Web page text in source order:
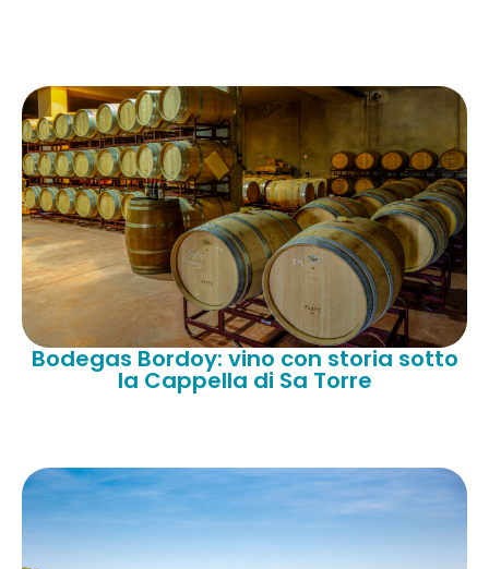
Bodegas Bordoy: vino con storia sotto
la Cappella di Sa Torre